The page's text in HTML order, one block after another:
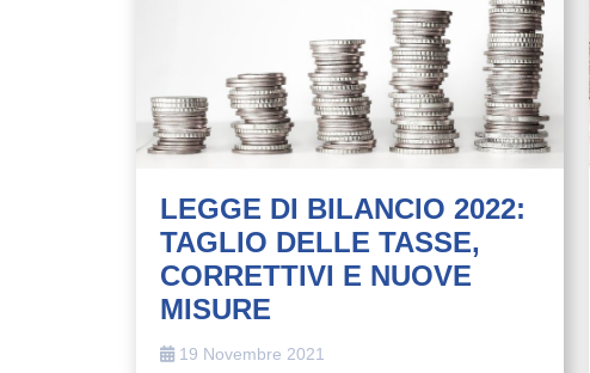
LEGGE DI BILANCIO 2022:
TAGLIO DELLE TASSE,
CORRETTIVI E NUOVE
MISURE
19 Novembre 2021